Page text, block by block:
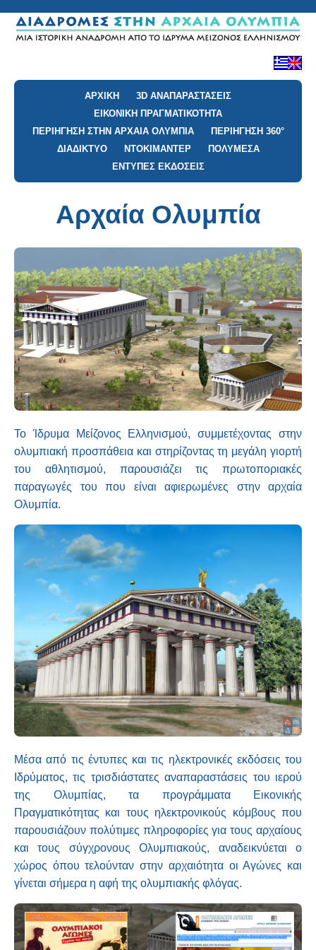
ΑΡΧΙΚΗ
3D ΑΝΑΠΑΡΑΣΤΑΣΕΙΣ
ΕΙΚΟΝΙΚΗ ΠΡΑΓΜΑΤΙΚΟΤΗΤΑ
ΠΕΡΙΗΓΗΣΗ ΣΤΗΝ ΑΡΧΑΙΑ ΟΛΥΜΠΙΑ
ΠΕΡΙΗΓΗΣΗ 360°
ΔΙΑΔΙΚΤΥΟ
ΝΤΟΚΙΜΑΝΤΕΡ
ΠΟΛΥΜΕΣΑ
ΕΝΤΥΠΕΣ ΕΚΔΟΣΕΙΣ
Αρχαία Ολυμπία
Το Ίδρυμα Μείζονος Ελληνισμού, συμμετέχοντας στην
ολυμπιακή προσπάθεια και στηρίζοντας τη μεγάλη γιορτή
του αθλητισμού, παρουσιάζει τις πρωτοποριακές
παραγωγές του που είναι αφιερωμένες στην αρχαία
Ολυμπία.
Μέσα από τις έντυπες και τις ηλεκτρονικές εκδόσεις του
Ιδρύματος, τις τρισδιάστατες αναπαραστάσεις του ιερού
της Ολυμπίας, τα προγράμματα Εικονικής
Πραγματικότητας και τους ηλεκτρονικούς κόμβους που
παρουσιάζουν πολύτιμες πληροφορίες για τους αρχαίους
και τους σύγχρονους Ολυμπιακούς, αναδεικνύεται ο
χώρος όπου τελούνταν στην αρχαιότητα οι Αγώνες και
γίνεται σήμερα η αφή της ολυμπιακής φλόγας.